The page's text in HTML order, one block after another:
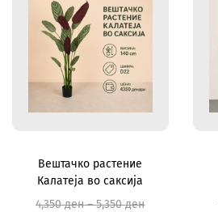
Вештачко растение
Калатеја во саксија
4,350ден–5,350ден